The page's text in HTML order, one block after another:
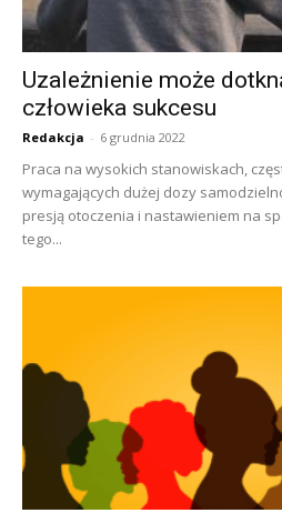
Uzależnienie może
człowieka sukcesu
Redakcja - 6 grudnia 2022
Praca na wysokich stanowiskach,
wymagających dużej dozy
presją otoczenia i nastawieniem na
tego...